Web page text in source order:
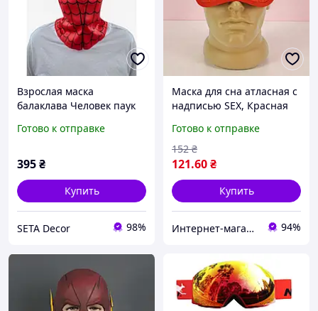
Взрослая маска
балаклава Человек паук
карнавальная
Готово к отправке
395₴
Купить
SETA Decor 98%
Маска для сна атласная с
надписью SEX, Красная
взрослых)
Готово к отправке
121.60₴
152 ₴
Купить
Интернет-магазин Bigs 94%